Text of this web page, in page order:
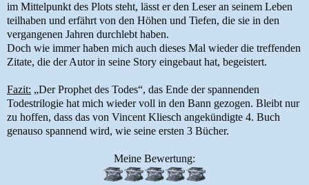
im Mittelpunkt des Plots steht, lässt er den Leser an seinem Leben
teilhaben und erfährt von den Höhen und Tiefen, die sie in den
vergangenen Jahren durchlebt haben.
Doch wie immer haben mich auch dieses Mal wieder die treffenden
Zitate, die der Autor in seine Story eingebaut hat, begeistert.
Fazit: „Der Prophet des Todes“, das Ende der spannenden
Todestrilogie hat mich wieder voll in den Bann gezogen. Bleibt nur
zu hoffen, dass das von Vincent Kliesch angekündigte 4. Buch
genauso spannend wird, wie seine ersten 3 Bücher.
Meine Bewertung: